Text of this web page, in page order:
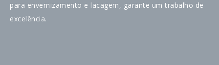
para envernizamento e lacagem, garante um trabalho de
excelência.